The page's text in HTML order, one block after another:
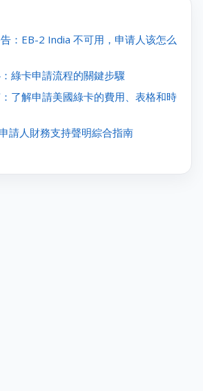
：EB-2 India 不可用，申请人该怎么
綠卡申請流程的關鍵步驟
了解申請美國綠卡的費用、表格和時
請人財務支持聲明綜合指南